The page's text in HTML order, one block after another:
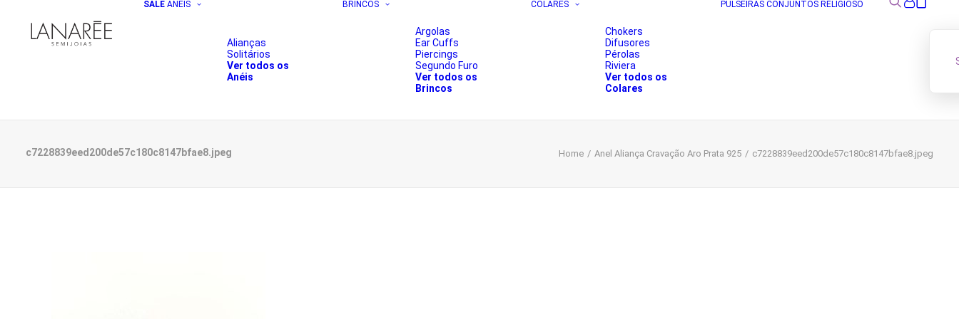
SALE ANÉIS
Alianças
Solitários
Ver todos os
Anéis
BRINCOS
Argolas
Ear Cuffs
Piercings
Segundo Furo
Ver todos os
Brincos
COLARES
Chokers
Difusores
Pérolas
Riviera
Ver todos os
Colares
PULSEIRAS CONJUNTOS RELIGIOSO
c7228839eed200de57c180c8147bfae8.jpeg Home Anel Aliança Cravação Aro Prata 925 c7228839eed200de57c180c8147bfae8.jpeg